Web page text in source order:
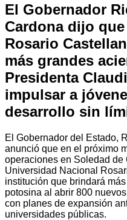
El Gobernador
Cardona dijo
Rosario
más grandes
Presidenta
impulsar a
desarrollo sin
El Gobernador del Estado,
anunció que en el próximo
operaciones en Soledad de
Universidad Nacional
institución que brindará
potosina al abrir 800
con planes de expansión
universidades públicas.